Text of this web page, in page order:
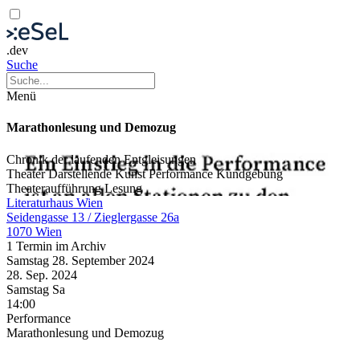
.dev
Suche
Menü
Marathonlesung und Demozug
Chronik der laufenden Entgleisungen
TheaterDarstellende KunstPerformanceKundgebung
TheateraufführungLesung
Literaturhaus Wien
Seidengasse 13 / Zieglergasse 26a
1070 Wien
1 Termin im Archiv
Samstag 28. September 2024
28. Sep. 2024
Samstag Sa
14:00
Performance
Marathonlesung und Demozug